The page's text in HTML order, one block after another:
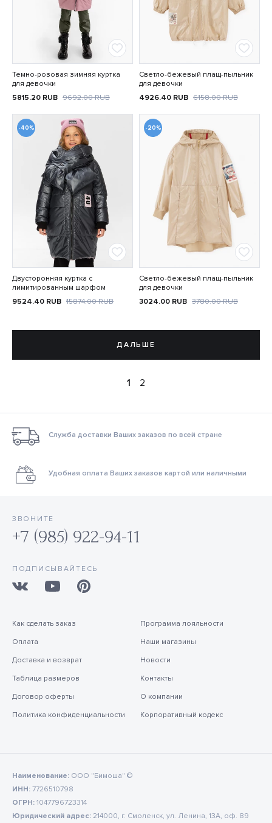
Темно-розовая зимняя куртка
для девочки
5815.20 RUB 9692.00RUB
Светло-бежевый плащ-пыльник
для девочки
4926.40 RUB 6158.00RUB
-40%
Двусторонняя куртка с
лимитированным шарфом
9524.40 RUB 15874.00RUB
-20%
Светло-бежевый плащ-пыльник
для девочки
3024.00 RUB 3780.00RUB
ДАЛЬШЕ
1 2
Служба доставки Ваших заказов по всей стране
Удобная оплата Ваших заказов картой или наличными
ЗВОНИТЕ
+7 (985) 922-94-11
ПОДПИСЫВАЙТЕСЬ
Как сделать заказ
Оплата
Доставка и возврат
Таблица размеров
Договор оферты
Политика конфиденциальности
Программа лояльности
Наши магазины
Новости
Контакты
О компании
Корпоративный кодекс
Наименование: ООО "Бимоша" ©
ИНН: 7726510798
ОГРН: 1047796723314
Юридический адрес: 214000, г. Смоленск, ул. Ленина, 13А, оф. 89